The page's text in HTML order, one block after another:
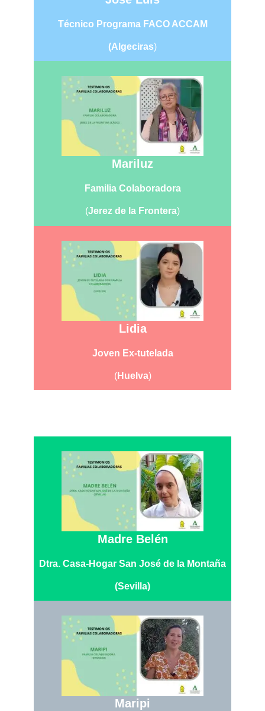
Técnico Programa FACO ACCAM
(Algeciras)
Mariluz
Familia Colaboradora
(Jerez de la Frontera)
Lidia
Joven Ex-tutelada
(Huelva)
Madre Belén
Dtra. Casa-Hogar San José de la Montaña
(Sevilla)
Maripi